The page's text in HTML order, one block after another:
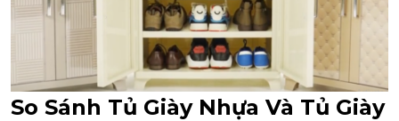
So Sánh Tủ Giày Nhựa Và Tủ Giày